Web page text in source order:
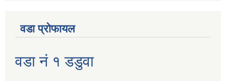
वडा प्रोफायल
वडा नं १ डडुवा